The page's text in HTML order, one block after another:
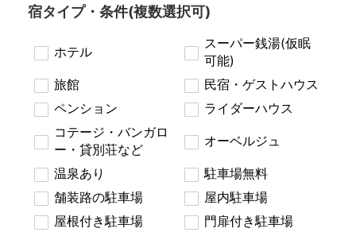
宿タイプ・条件(複数選択可)
ホテル
スーパー銭湯(仮眠
可能)
旅館
民宿・ゲストハウス
ペンション
ライダーハウス
コテージ・バンガロ
ー・貸別荘など
オーベルジュ
温泉あり
駐車場無料
舗装路の駐車場
屋内駐車場
屋根付き駐車場
門扉付き駐車場